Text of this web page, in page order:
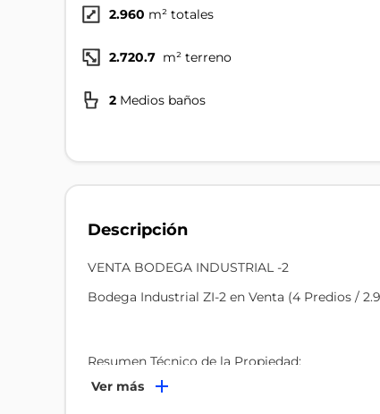
2.960 m² totales
2.720.7 m² terreno
2 Medios baños
Descripción
VENTA BODEGA INDUSTRIAL -2
Bodega Industrial ZI-2 en Venta (4 Predios /
Resumen Técnico de la Propiedad:
Terreno: 2.720 m² | Construcción: 2.960,70 m²
Ver más